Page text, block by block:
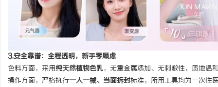
3.安全靠谱：全程透明，新手零顾虑
色料方面，采用纯天然植物色乳，无重金属添加、无刺激性，质地温
操作方面，严格执行一人一械、当面拆封标准，所用工具均为一次性